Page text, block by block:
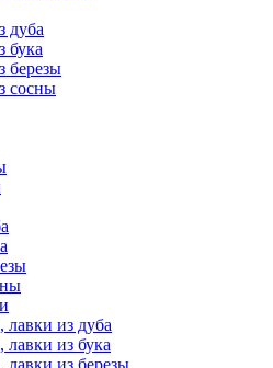
дуба
бука
березы
сосны
из дуба
из бука
из березы